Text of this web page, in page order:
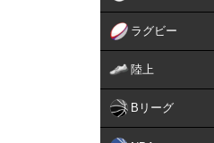
ラグビー
陸上
Bリーグ